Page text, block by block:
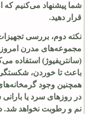
شما پیشنهاد می‌کنیم
قرار دهید.
نکته دوم، بررسی
مجموعه‌های مدرن
(سانتریفیوژ) استفاده
باعث تا خوردن،
همچنین وجود
در روزهای سرد یا
نم و رطوبت نخواهد شد.